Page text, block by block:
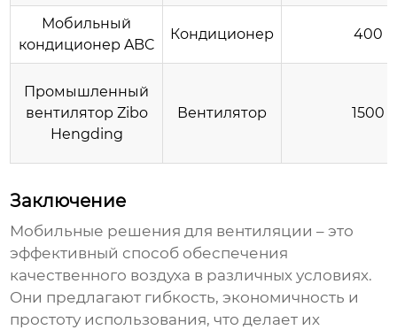
Мобильный
кондиционер ABC
Кондиционер 400
Промышленный
вентилятор Zibo
Hengding
Вентилятор 1500
Заключение
Мобильные решения для вентиляции – это
эффективный способ обеспечения
качественного воздуха в различных условиях.
Они предлагают гибкость, экономичность и
простоту использования, что делает их